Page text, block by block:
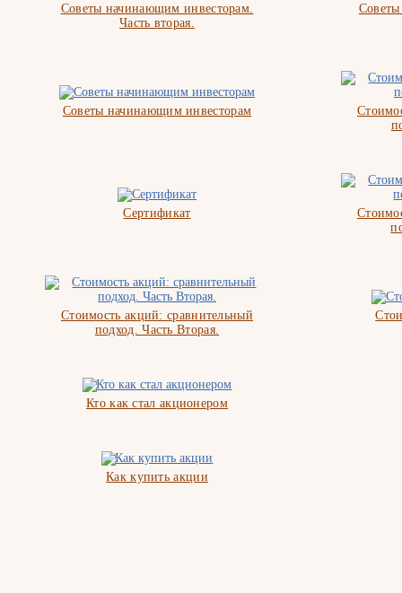
Советы начинающим инвесторам.
Часть вторая.
Советы начинающим инвесторам
Сертификат
Стоимость акций: сравнительный
подход. Часть Вторая.
Кто как стал акционером
Как купить акции